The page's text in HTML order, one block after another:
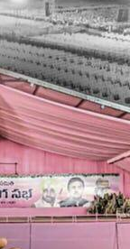
నాందేడ్‌లో
సభ
ఆసరా